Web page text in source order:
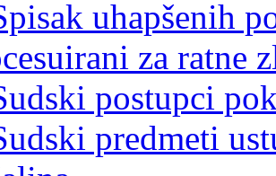
uhapšenih
za ratne
postupci
predmeti